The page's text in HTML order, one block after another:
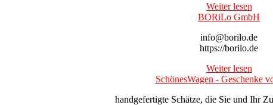
Weiter lesen
BORiLo GmbH
info@borilo.de
https://borilo.de
Weiter lesen
SchönesWagen - Geschenke
handgefertigte Schätze, die Sie und Ihr